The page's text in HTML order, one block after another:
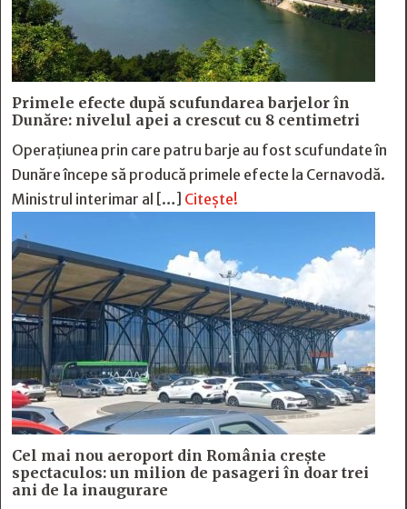
Primele efecte după scufundarea barjelor în
Dunăre: nivelul apei a crescut cu 8 centimetri
Operațiunea prin care patru barje au fost scufundate în
Dunăre începe să producă primele efecte la Cernavodă.
Ministrul interimar al […] Citește!
Cel mai nou aeroport din România crește
spectaculos: un milion de pasageri în doar trei
ani de la inaugurare